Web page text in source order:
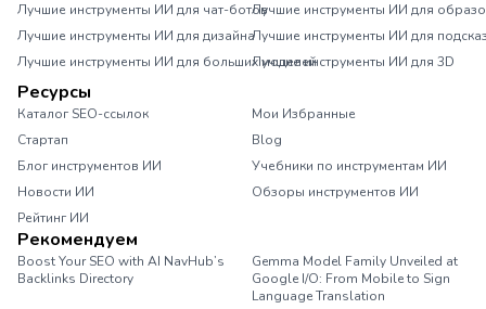
Лучшие инструменты ИИ для чат-ботовЛучшие инструменты ИИ для
Лучшие инструменты ИИ для дизайнаЛучшие инструменты ИИ для
Лучшие инструменты ИИ для больших моделейЛучшие инструменты ИИ для 3D
Ресурсы
Каталог SEO-ссылок
Мои Избранные
Стартап
Blog
Блог инструментов ИИ
Учебники по инструментам ИИ
Новости ИИ
Обзоры инструментов ИИ
Рейтинг ИИ
Рекомендуем
Boost Your SEO with AI NavHub’s
Backlinks Directory
Gemma Model Family Unveiled at
Google I/O: From Mobile to Sign
Language Translation